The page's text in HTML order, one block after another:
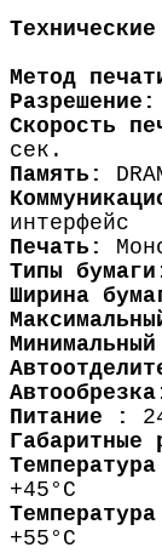
Метод
Разрешение:
Скорость
сек.
Память:
интерфейс
Печать:
Типы
Ширина
Питание :
Габаритные
+45°C
+55°C